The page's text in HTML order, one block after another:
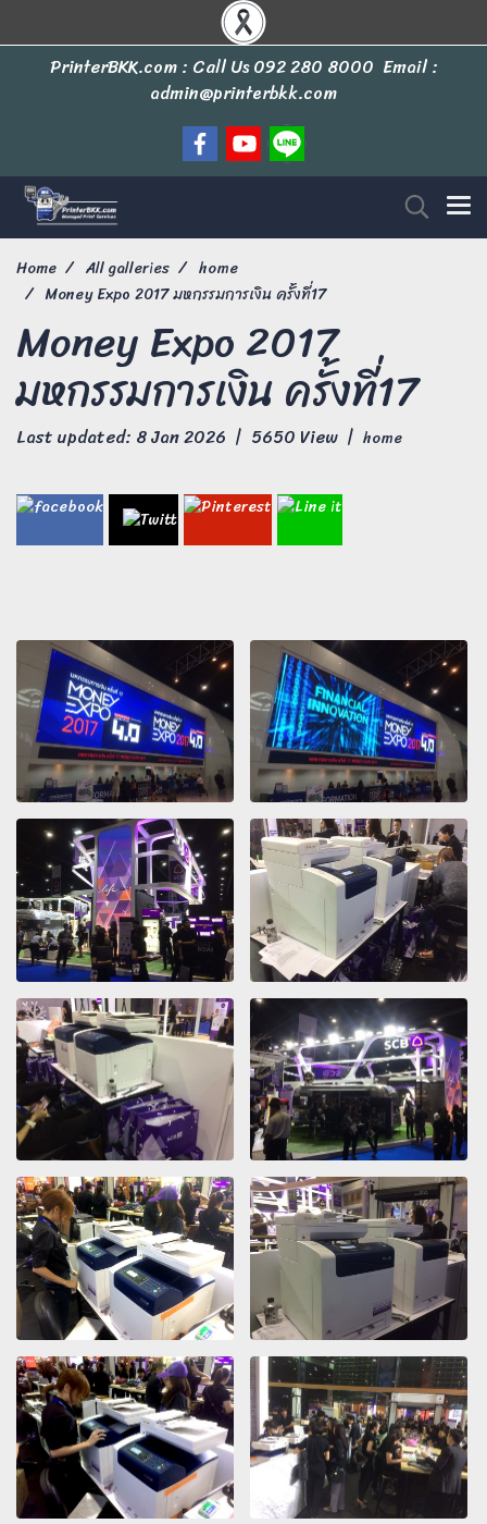
PrinterBKK.com : Call Us092 280 8000 Email :
admin@printerbkk.com
Home All galleries
home
Money Expo 2017 มหกรรมการเงิน ครั้งที่17
Money Expo 2017
มหกรรมการเงิน ครั้งที่17
Last updated: 8 Jan 2026 | 5650 View | home